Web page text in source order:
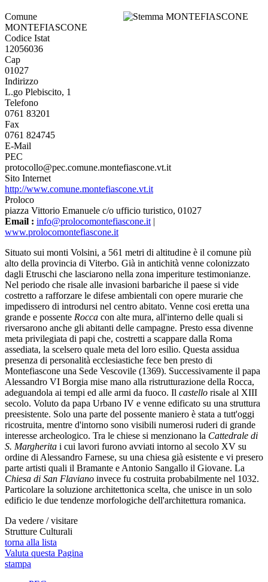
Comune
MONTEFIASCONE
Codice Istat
12056036
Cap
01027
Indirizzo
L.go Plebiscito, 1
Telefono
0761 83201
Fax
0761 824745
E-Mail
PEC
protocollo@pec.comune.montefiascone.vt.it
Sito Internet
http://www.comune.montefiascone.vt.it
Proloco
piazza Vittorio Emanuele c/o ufficio turistico, 01027
Email : info@prolocomontefiascone.it |
www.prolocomontefiascone.it
Situato sui monti Volsini, a 561 metri di altitudine è il comune più
alto della provincia di Viterbo. Già in antichità venne colonizzato
dagli Etruschi che lasciarono nella zona imperiture testimonianze.
Nel periodo che risale alle invasioni barbariche il paese si vide
costretto a rafforzare le difese ambientali con opere murarie che
impedissero di introdursi nel centro abitato. Venne cosi eretta una
grande e possente Rocca con alte mura, all'interno delle quali si
riversarono anche gli abitanti delle campagne. Presto essa divenne
meta privilegiata di papi che, costretti a scappare dalla Roma
assediata, la scelsero quale meta del loro esilio. Questa assidua
presenza di personalità ecclesiastiche fece ben presto di
Montefiascone una Sede Vescovile (1369). Successivamente il papa
Alessandro VI Borgia mise mano alla ristrutturazione della Rocca,
adeguandola ai tempi ed alle armi da fuoco. Il castello risale al XIII
secolo. Voluto da papa Urbano IV e venne edificato su una struttura
preesistente. Solo una parte del possente maniero è stata a tutt'oggi
ricostruita, mentre d'intorno sono visibili numerosi ruderi di grande
interesse archeologico. Tra le chiese si menzionano la Cattedrale di
S. Margherita i cui lavori furono avviati intorno al secolo XV su
ordine di Alessandro Farnese, su una chiesa già esistente e vi presero
parte artisti quali il Bramante e Antonio Sangallo il Giovane. La
Chiesa di San Flaviano invece fu costruita probabilmente nel 1032.
Particolare la soluzione architettonica scelta, che unisce in un solo
edificio le due tendenze morfologiche dell'architettura romanica.
Da vedere / visitare
Strutture Culturali
torna alla lista
Valuta questa Pagina
stampa